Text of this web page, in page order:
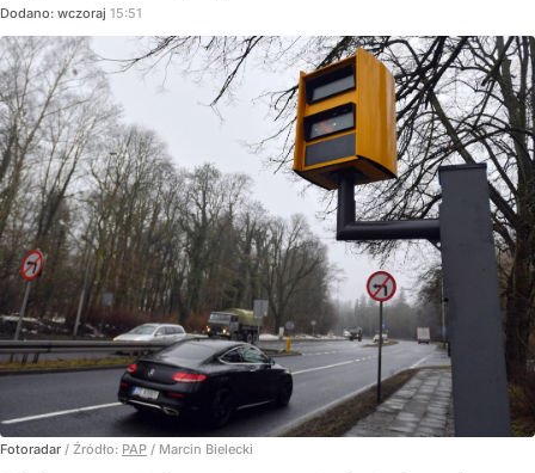
Dodano: wczoraj 15:51
Fotoradar / Źródło: PAP / Marcin Bielecki